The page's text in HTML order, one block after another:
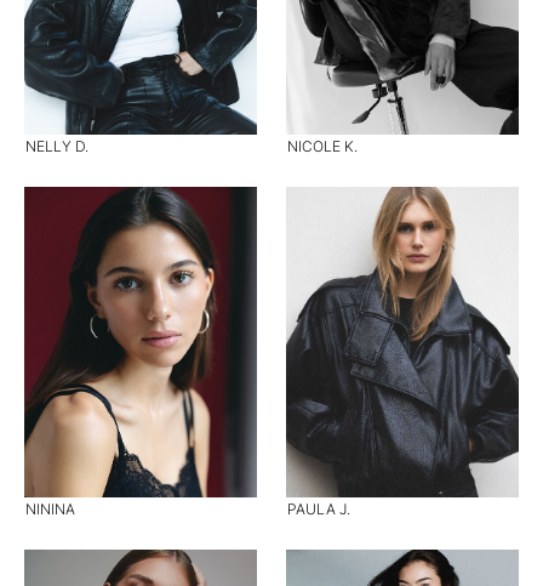
NELLY D. NICOLE K.
NININA PAULA J.